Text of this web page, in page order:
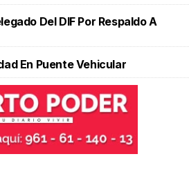
Del DIF Por Respaldo A
En Puente Vehicular